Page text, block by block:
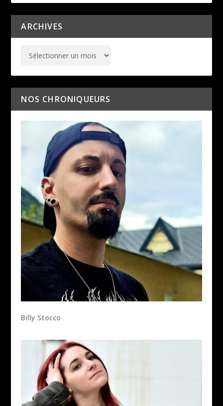
ARCHIVES
NOS CHRONIQUEURS
Billy Stocco